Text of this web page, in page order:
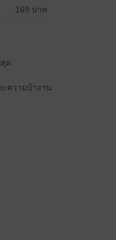
169 บาท
ด
ความบ้างาน